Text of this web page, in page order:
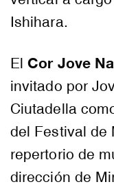
Ishihara.
ElCor Jove
invitado por
Ciutadella
del Festival de
repertorio de
dirección de